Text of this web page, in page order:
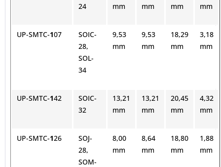
24
mm
mm
mm
mm
UP-SMTC-107
SOIC-
28,
SOL-
34
9,53
mm
9,53
mm
18,29
mm
3,18
mm
UP-SMTC-142
SOIC-
32
13,21
mm
13,21
mm
20,45
mm
4,32
mm
UP-SMTC-126
SOJ-
28,
SOM-
8,00
mm
8,64
mm
18,80
mm
1,88
mm